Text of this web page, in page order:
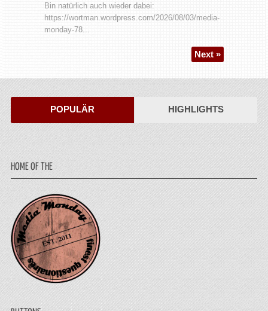
Bin natürlich auch wieder dabei:
https://wortman.wordpress.com/2026/08/03/media-
monday-78...
Next »
POPULÄR HIGHLIGHTS
HOME OF THE